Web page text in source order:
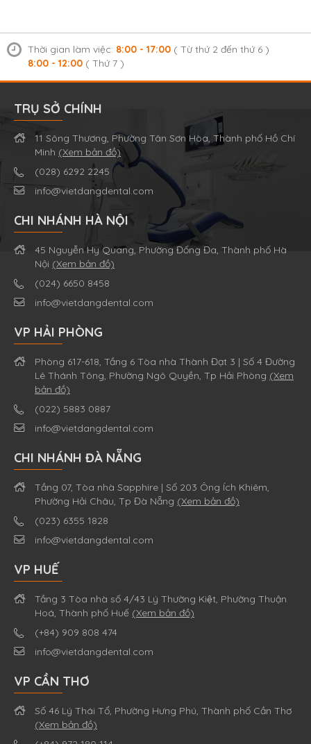
Thời gian làm việc: 8:00 - 17:00 ( Từ thứ 2 đến thứ 6 )
8:00 - 12:00 ( Thứ 7 )
TRỤ SỞ CHÍNH
11 Sông Thương, Phường Tân Sơn Hòa, Thành phố Hồ Chí
Minh (Xem bản đồ)
(028) 6292 2245
info@vietdangdental.com
CHI NHÁNH HÀ NỘI
45 Nguyễn Hy Quang, Phường Đống Đa, Thành phố Hà
Nội (Xem bản đồ)
(024) 6650 8458
info@vietdangdental.com
VP HẢI PHÒNG
Phòng 617-618, Tầng 6 Tòa nhà Thành Đạt 3 | Số 4 Đường
Lê Thánh Tông, Phường Ngô Quyền, Tp Hải Phòng (Xem
bản đồ)
(022) 5883 0887
info@vietdangdental.com
CHI NHÁNH ĐÀ NẴNG
Tầng 07, Tòa nhà Sapphire | Số 203 Ông Ích Khiêm,
Phường Hải Châu, Tp Đà Nẵng (Xem bản đồ)
(023) 6355 1828
info@vietdangdental.com
VP HUẾ
Tầng 3 Tòa nhà số 4/43 Lý Thường Kiệt, Phường Thuận
Hoá, Thành phố Huế (Xem bản đồ)
(+84) 909 808 474
info@vietdangdental.com
VP CẦN THƠ
Số 46 Lý Thái Tổ, Phường Hưng Phú, Thành phố Cần Thơ
(Xem bản đồ)